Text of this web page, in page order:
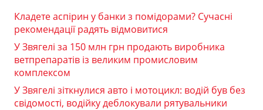
Кладете аспірин у банки з помідорами? Сучасні
рекомендації радять відмовитися
У Звягелі за 150 млн грн продають виробника
ветпрепаратів із великим промисловим
комплексом
У Звягелі зіткнулися авто і мотоцикл: водій був без
свідомості, водійку деблокували рятувальники